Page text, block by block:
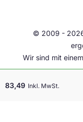
83,49 Inkl. MwSt.
Übrige
© 2009 -
Wir sind mit